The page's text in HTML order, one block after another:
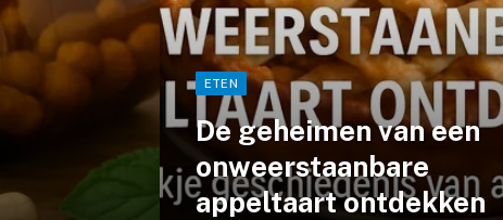
ETEN
De geheimen van een
onweerstaanbare
appeltaart ontdekken